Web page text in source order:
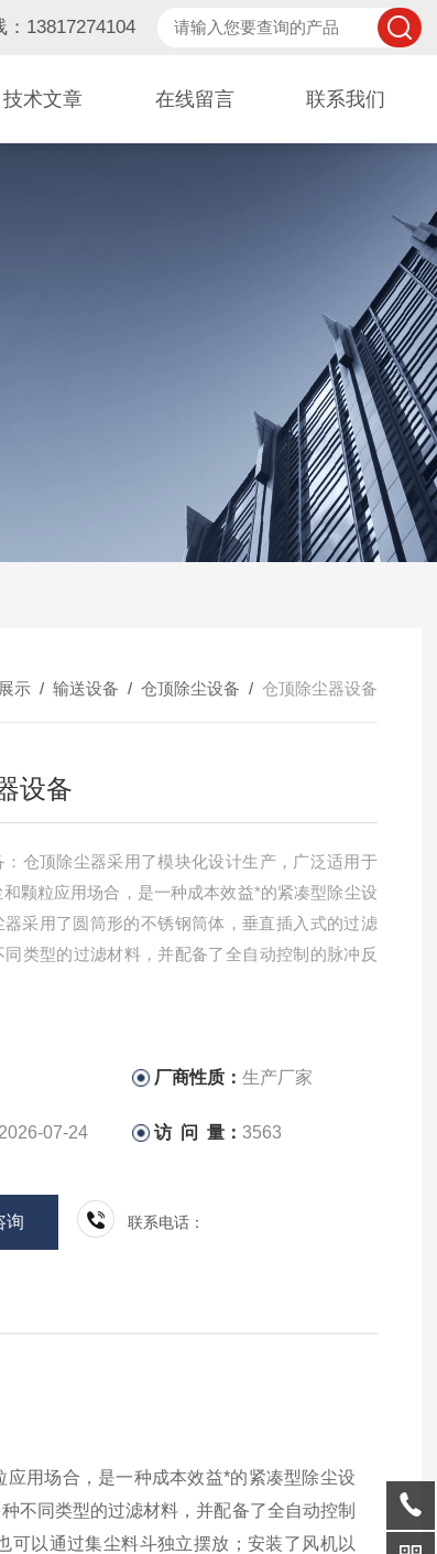
：13817274104
技术文章 在线留言 联系我们
示 / 输送设备 / 仓顶除尘设备 / 仓顶除尘器设备
设备
：仓顶除尘器采用了模块化设计生产，广泛适用于
颗粒应用场合，是一种成本效益*的紧凑型除尘设
器采用了圆筒形的不锈钢筒体，垂直插入式的过滤
类型的过滤材料，并配备了全自动控制的脉冲反
厂商性质：生产厂家
2026-07-24 访 问 量：3563
询 联系电话：
用场合，是一种成本效益*的紧凑型除尘设
不同类型的过滤材料，并配备了全自动控制
可以通过集尘料斗独立摆放；安装了风机以